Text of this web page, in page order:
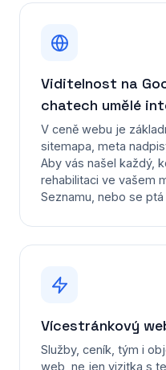
Viditelnost na
chatech umělé
V ceně webu je
sitemapa, meta
Aby vás našel každý,
rehabilitaci ve vašem
Seznamu, nebo se
Vícestránkový
Služby, ceník, tým i
web, ne jen vizitka s